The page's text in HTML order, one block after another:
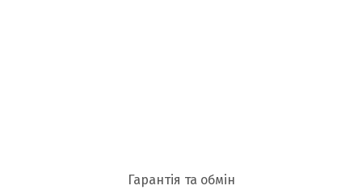
Гарантія та обмін